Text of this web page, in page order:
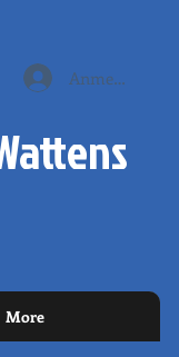
Anmelden
More